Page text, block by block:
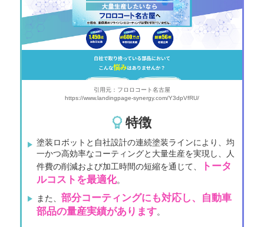
引用元：フロロコート名古屋
https://www.landingpage-synergy.com/Y3dpVfRU/
特徴
塗装ロボットと自社設計の連続塗装ラインにより、均
一かつ高効率なコーティングと大量生産を実現し、人
件費の削減および加工時間の短縮を通じて、
トータ
ルコストを最適化。
また、 部分コーティングにも対応し、自動車
部品の量産実績があります。